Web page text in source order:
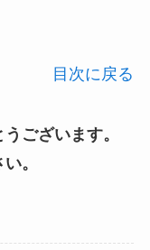
目次に戻る
ございます。
。